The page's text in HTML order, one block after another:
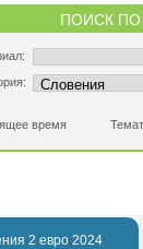
ПОИСК ПО
время
2 евро 2024